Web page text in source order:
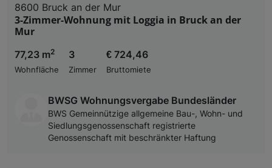
8600 Bruck an der Mur
3-Zimmer-Wohnung mit Loggia in Bruck an der
Mur
77,23 m2
Wohnfläche
3
Zimmer
€ 724,46
Bruttomiete
BWSG Wohnungsvergabe Bundesländer
BWS Gemeinnützige allgemeine Bau-, Wohn- und
Siedlungsgenossenschaft registrierte
Genossenschaft mit beschränkter Haftung